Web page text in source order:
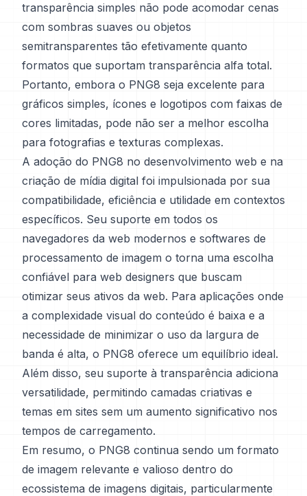
transparência simples não pode acomodar cenas
com sombras suaves ou objetos
semitransparentes tão efetivamente quanto
formatos que suportam transparência alfa total.
Portanto, embora o PNG8 seja excelente para
gráficos simples, ícones e logotipos com faixas de
cores limitadas, pode não ser a melhor escolha
para fotografias e texturas complexas.
A adoção do PNG8 no desenvolvimento web e na
criação de mídia digital foi impulsionada por sua
compatibilidade, eficiência e utilidade em contextos
específicos. Seu suporte em todos os
navegadores da web modernos e softwares de
processamento de imagem o torna uma escolha
confiável para web designers que buscam
otimizar seus ativos da web. Para aplicações onde
a complexidade visual do conteúdo é baixa e a
necessidade de minimizar o uso da largura de
banda é alta, o PNG8 oferece um equilíbrio ideal.
Além disso, seu suporte à transparência adiciona
versatilidade, permitindo camadas criativas e
temas em sites sem um aumento significativo nos
tempos de carregamento.
Em resumo, o PNG8 continua sendo um formato
de imagem relevante e valioso dentro do
ecossistema de imagens digitais, particularmente